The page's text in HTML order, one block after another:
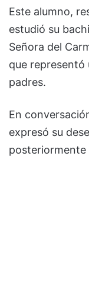
Este alumno,
estudió su
Señora del
que representó
padres.
En
expresó su
posteriormente